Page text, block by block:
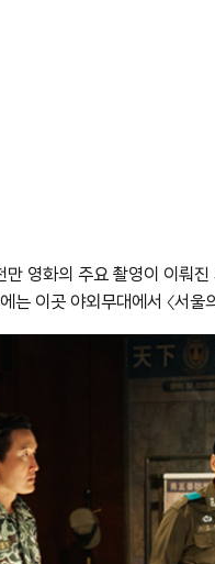
만 영화의 주요 촬영이 이
는 이곳 야외무대에서 〈서